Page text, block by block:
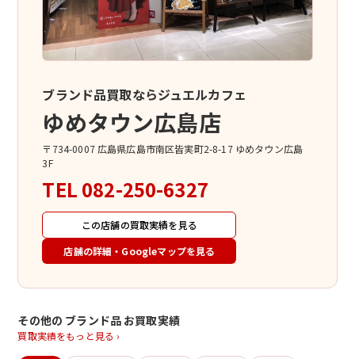
ブランド品買取ならジュエルカフェ
ゆめタウン広島店
〒734-0007 広島県広島市南区皆実町2-8-17 ゆめタウン広島
3F
TEL 082-250-6327
この店舗の買取実績を見る
店舗の詳細・Googleマップを見る
その他の ブランド品 お買取実績
買取実績をもっと見る ›